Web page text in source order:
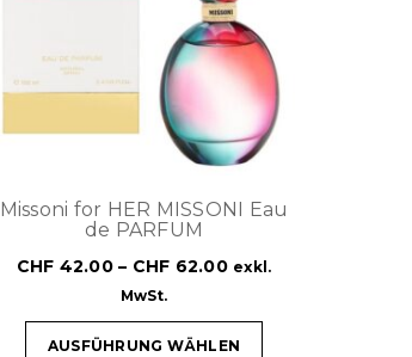
Missoni for HER MISSONI Eau
de PARFUM
CHF 42.00– CHF 62.00 exkl.
MwSt.
AUSFÜHRUNG WÄHLEN